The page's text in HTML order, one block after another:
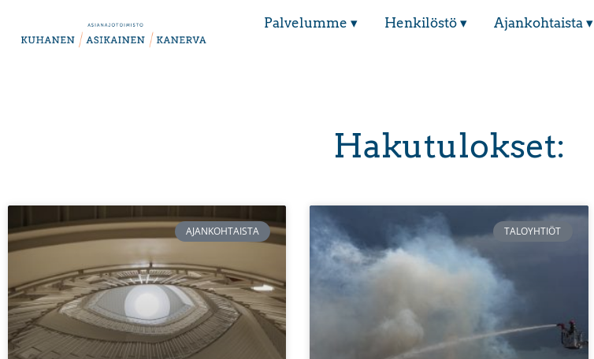
Palvelumme ▾ Henkilöstö ▾ Ajankohtaista ▾
Hakutulokset:
AJANKOHTAISTA TALOYHTIÖT